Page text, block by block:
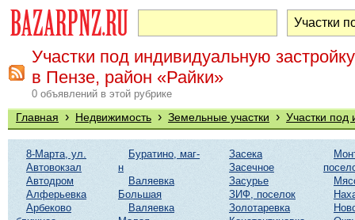
Участки под индивидуальную застройку
в Пензе, район «Райки»
0 объявлений в этой рубрике
Главная › Недвижимость › Земельные участки › Участки под
8-Марта, ул.
Автовокзал
Автодром
Алферьевка
Арбеково
Буратино, маг-
н
Валяевка
Большая
Валяевка
Засека
Засечное
Засурье
ЗИФ, поселок
Золотаревка